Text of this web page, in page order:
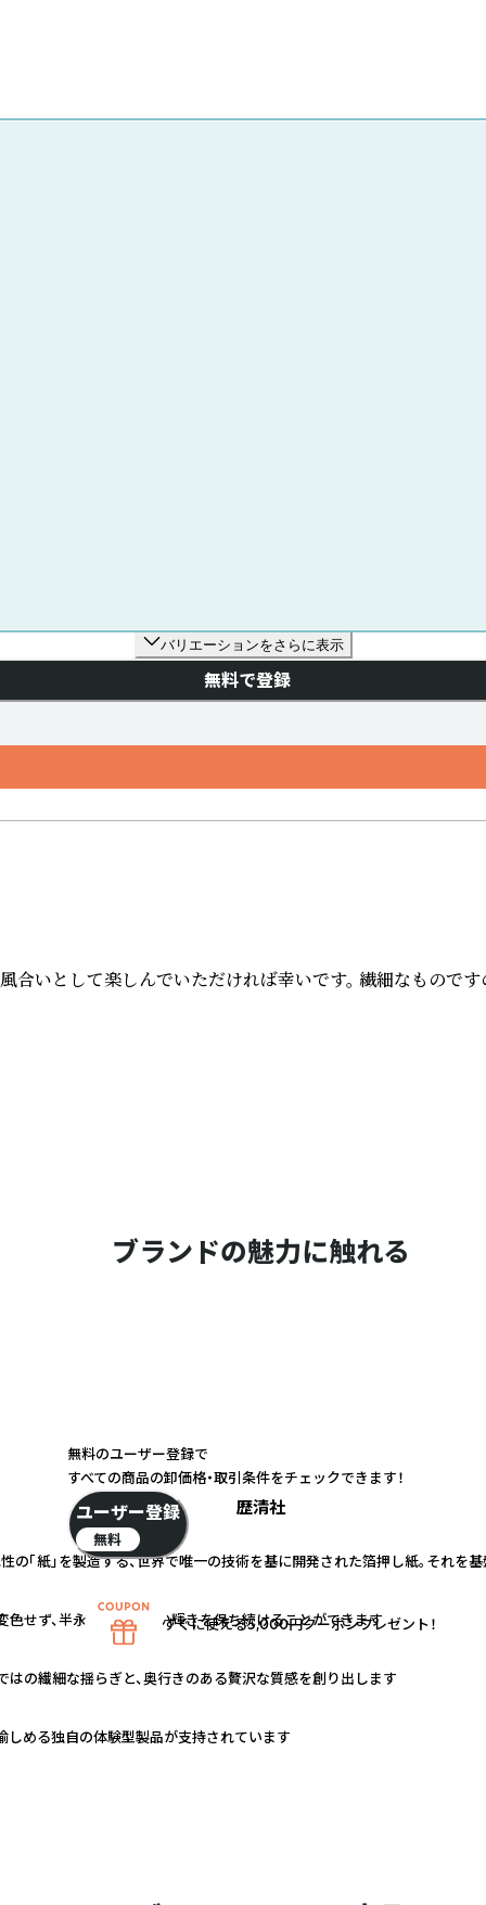
バリエーションをさらに表示
無料で登録
いとして楽しんでいただければ幸いです。 繊細なもの
ブランドの魅力に触れる
歴清社
「紙」を製造する、世界で唯一の技術を基に開発された箔押し紙。それ
色せず、半永久的に美しい輝きを保ち続けることができます
の繊細な揺らぎと、奥行きのある贅沢な質感を創り出します
しめる独自の体験型製品が支持されています
無料のユーザー登録で
すべての商品の卸価格・取引条件をチェックできます！
ユーザー登録
無料
すぐに使える5,000円クーポンプレゼント！